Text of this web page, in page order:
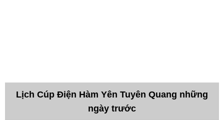
Lịch Cúp Điện Hàm Yên Tuyên Quang những
ngày trước